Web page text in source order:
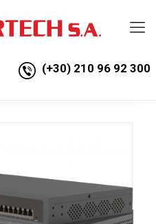
(+30) 210 96 92 300